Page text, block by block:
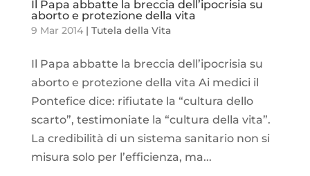
Il Papa abbatte la breccia dell’ipocrisia su
aborto e protezione della vita
9 Mar 2014| Tutela della Vita
Il Papa abbatte la breccia dell’ipocrisia su
aborto e protezione della vita Ai medici il
Pontefice dice: rifiutate la “cultura dello
scarto”, testimoniate la “cultura della vita”.
La credibilità di un sistema sanitario non si
misura solo per l’efficienza, ma...